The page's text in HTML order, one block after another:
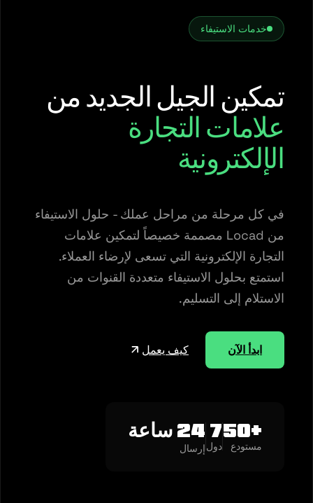
خدمات الاستيفاء
تمكين الجيل الجديد من
علامات التجارة
الإلكترونية
في كل مرحلة من مراحل عملك - حلول الاستيفاء
من Locad مصممة خصيصاً لتمكين علامات
التجارة الإلكترونية التي تسعى لإرضاء العملاء.
استمتع بحلول الاستيفاء متعددة القنوات من
الاستلام إلى التسليم.
ابدأ الآن كيف يعمل
+50
مستودع
7
دول
24 ساعة
إرسال